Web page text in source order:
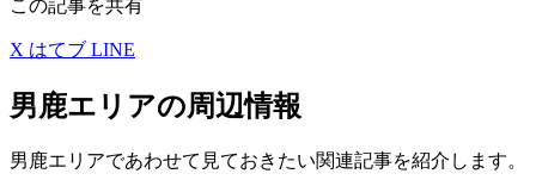
この記事を共有
X はてブ LINE
男鹿エリアの周辺情報
男鹿エリアであわせて見ておきたい関連記事を紹介します。